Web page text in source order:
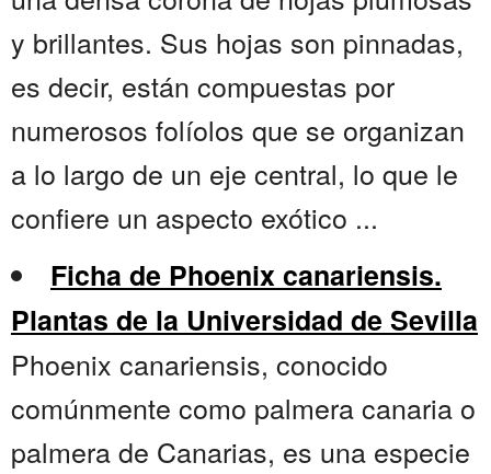
y brillantes. Sus hojas son pinnadas,
es decir, están compuestas por
numerosos folíolos que se organizan
a lo largo de un eje central, lo que le
confiere un aspecto exótico ...
Ficha de Phoenix canariensis.
Plantas de la Universidad de Sevilla
Phoenix canariensis, conocido
comúnmente como palmera canaria o
palmera de Canarias, es una especie